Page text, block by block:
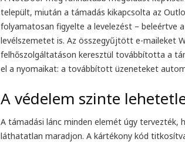
települt, miután a támadás kikapcsolta az
folyamatosan figyelte a levelezést – beleértve
levélszemetet is. Az összegyűjtött e-maileket
felhőszolgáltatáson keresztül továbbította a
el a nyomaikat: a továbbított üzeneteket
A védelem szinte
A támadási lánc minden elemét úgy tervezték,
láthatatlan maradjon. A kártékony kód